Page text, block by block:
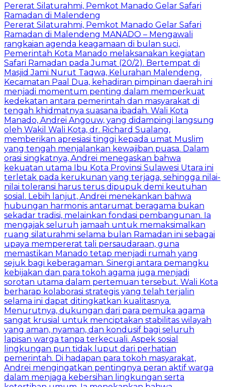
Pererat Silaturahmi, Pemkot Manado Gelar Safari
Ramadan di Malendeng
Pererat Silaturahmi, Pemkot Manado Gelar Safari
Ramadan di Malendeng ​MANADO – Mengawali
rangkaian agenda keagamaan di bulan suci,
Pemerintah Kota Manado melaksanakan kegiatan
Safari Ramadan pada Jumat (20/2). Bertempat di
Masjid Jami Nurut Taqwa, Kelurahan Malendeng,
Kecamatan Paal Dua, kehadiran pimpinan daerah ini
menjadi momentum penting dalam memperkuat
kedekatan antara pemerintah dan masyarakat di
tengah khidmatnya suasana ibadah. ​Wali Kota
Manado, Andrei Angouw, yang didampingi langsung
oleh Wakil Wali Kota, dr. Richard Sualang,
memberikan apresiasi tinggi kepada umat Muslim
yang tengah menjalankan kewajiban puasa. Dalam
orasi singkatnya, Andrei menegaskan bahwa
kekuatan utama Ibu Kota Provinsi Sulawesi Utara ini
terletak pada kerukunan yang terjaga, sehingga nilai-
nilai toleransi harus terus dipupuk demi keutuhan
sosial. ​Lebih lanjut, Andrei menekankan bahwa
hubungan harmonis antarumat beragama bukan
sekadar tradisi, melainkan fondasi pembangunan. Ia
mengajak seluruh jamaah untuk memaksimalkan
ruang silaturahmi selama bulan Ramadan ini sebagai
upaya mempererat tali persaudaraan, guna
memastikan Manado tetap menjadi rumah yang
sejuk bagi keberagaman. ​Sinergi antara pemangku
kebijakan dan para tokoh agama juga menjadi
sorotan utama dalam pertemuan tersebut. Wali Kota
berharap kolaborasi strategis yang telah terjalin
selama ini dapat ditingkatkan kualitasnya.
Menurutnya, dukungan dari para pemuka agama
sangat krusial untuk menciptakan stabilitas wilayah
yang aman, nyaman, dan kondusif bagi seluruh
lapisan warga tanpa terkecuali. ​Aspek sosial
lingkungan pun tidak luput dari perhatian
pemerintah. Di hadapan para tokoh masyarakat,
Andrei mengingatkan pentingnya peran aktif warga
dalam menjaga kebersihan lingkungan serta